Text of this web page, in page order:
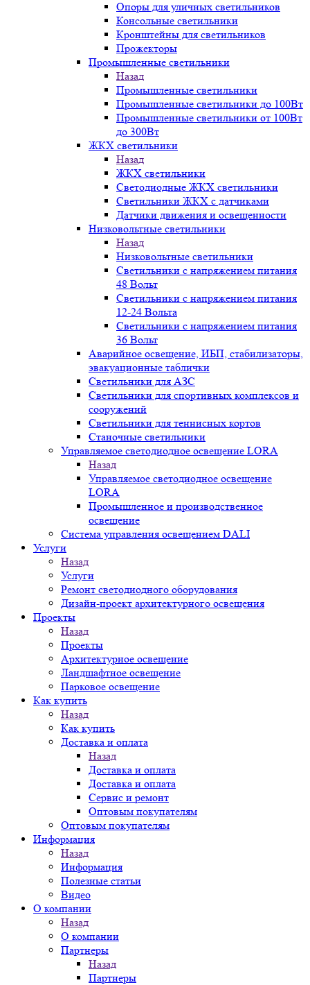
Опоры для уличных светильников
Консольные светильники
Кронштейны для светильников
Прожекторы
Промышленные светильники
Назад
Промышленные светильники
Промышленные светильники до 100Вт
Промышленные светильники от 100Вт
до 300Вт
ЖКХ светильники
Назад
ЖКХ светильники
Светодиодные ЖКХ светильники
Светильники ЖКХ с датчиками
Датчики движения и освещенности
Низковольтные светильники
Назад
Низковольтные светильники
Светильники с напряжением питания
48 Вольт
Светильники с напряжением питания
12-24 Вольта
Светильники с напряжением питания
36 Вольт
Аварийное освещение, ИБП, стабилизаторы,
эвакуационные таблички
Светильники для АЗС
Светильники для спортивных комплексов и
сооружений
Светильники для теннисных кортов
Станочные светильники
Управляемое светодиодное освещение LORA
Назад
Управляемое светодиодное освещение
LORA
Промышленное и производственное
освещение
Система управления освещением DALI
Услуги
Назад
Услуги
Ремонт светодиодного оборудования
Дизайн-проект архитектурного освещения
Проекты
Назад
Проекты
Архитектурное освещение
Ландшафтное освещение
Парковое освещение
Как купить
Назад
Как купить
Доставка и оплата
Назад
Доставка и оплата
Доставка и оплата
Сервис и ремонт
Оптовым покупателям
Оптовым покупателям
Информация
Назад
Информация
Полезные статьи
Видео
О компании
Назад
О компании
Партнеры
Назад
Партнеры